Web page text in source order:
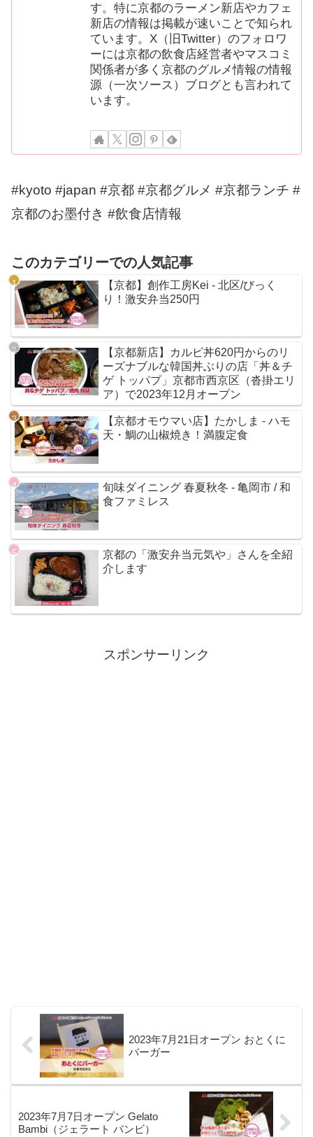
す。特に京都のラーメン新店やカフェ
新店の情報は掲載が速いことで知られ
ています。X（旧Twitter）のフォロワ
ーには京都の飲食店経営者やマスコミ
関係者が多く京都のグルメ情報の情報
源（一次ソース）ブログとも言われて
います。
#kyoto #japan #京都 #京都グルメ #京都ランチ #
京都のお墨付き #飲食店情報
このカテゴリーでの人気記事
【京都】創作工房Kei - 北区/びっく
り！激安弁当250円
【京都新店】カルビ丼620円からのリ
ーズナブルな韓国丼ぶりの店「丼＆チ
ゲ トッパプ」京都市西京区（沓掛エリ
ア）で2023年12月オープン
【京都オモウマい店】たかしま - ハモ
天・鯛の山椒焼き！満腹定食
旬味ダイニング 春夏秋冬 - 亀岡市 / 和
食ファミレス
京都の「激安弁当元気や」さんを全紹
介します
スポンサーリンク
2023年7月21日オープン おとくに
バーガー
2023年7月7日オープン Gelato
Bambi（ジェラート バンビ）